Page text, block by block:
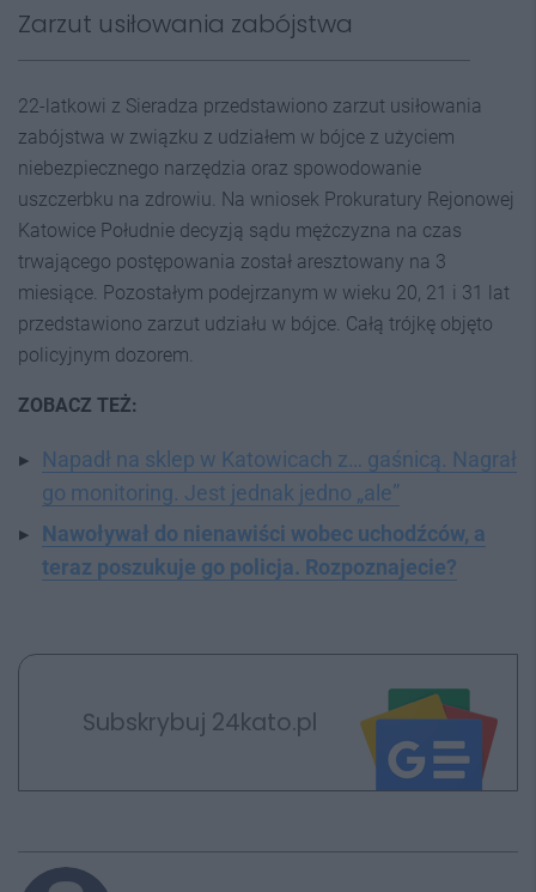
Zarzut usiłowania zabójstwa
22-latkowi z Sieradza przedstawiono zarzut usiłowania
zabójstwa w związku z udziałem w bójce z użyciem
niebezpiecznego narzędzia oraz spowodowanie
uszczerbku na zdrowiu. Na wniosek Prokuratury Rejonowej
Katowice Południe decyzją sądu mężczyzna na czas
trwającego postępowania został aresztowany na 3
miesiące. Pozostałym podejrzanym w wieku 20, 21 i 31 lat
przedstawiono zarzut udziału w bójce. Całą trójkę objęto
policyjnym dozorem.
ZOBACZ TEŻ:
Napadł na sklep w Katowicach z… gaśnicą. Nagrał
go monitoring. Jest jednak jedno „ale”
Nawoływał do nienawiści wobec uchodźców, a
teraz poszukuje go policja. Rozpoznajecie?
Subskrybuj 24kato.pl